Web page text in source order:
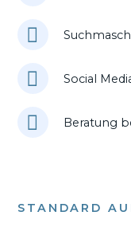
Social
Beratung
STANDARD